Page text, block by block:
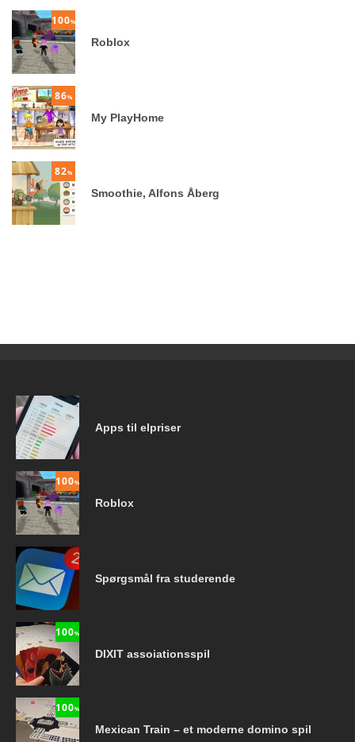
100%
Roblox
86%
My PlayHome
82%
Smoothie, Alfons Åberg
Apps til elpriser
100%
Roblox
Spørgsmål fra studerende
100%
DIXIT assoiationsspil
100%
Mexican Train – et moderne domino spil